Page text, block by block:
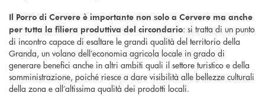
Il Porro di Cervere è importante non solo a Cervere ma anche
per tutta la filiera produttiva del circondario: si tratta di un punto
di incontro capace di esaltare le grandi qualità del territorio della
Granda, un volano dell’economia agricola locale in grado di
generare benefici anche in altri ambiti quali il settore turistico e della
somministrazione, poiché riesce a dare visibilità alle bellezze culturali
della zona e all’altissima qualità dei prodotti locali.